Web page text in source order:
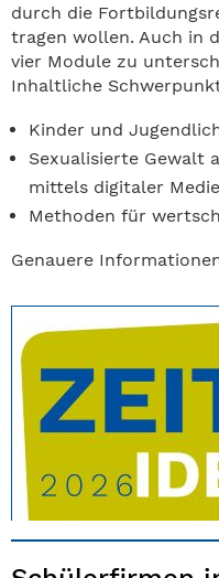
durch die
tragen wollen. Auch in
vier Module zu
Inhaltliche
Kinder und
Sexualisierte Gewalt
mittels digitaler
Methoden für
Genauere